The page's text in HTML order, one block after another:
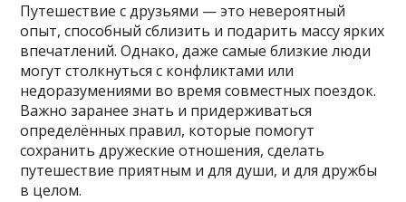
Путешествие с друзьями — это невероятный
опыт, способный сблизить и подарить массу ярких
впечатлений. Однако, даже самые близкие люди
могут столкнуться с конфликтами или
недоразумениями во время совместных поездок.
Важно заранее знать и придерживаться
определённых правил, которые помогут
сохранить дружеские отношения, сделать
путешествие приятным и для души, и для дружбы
в целом.